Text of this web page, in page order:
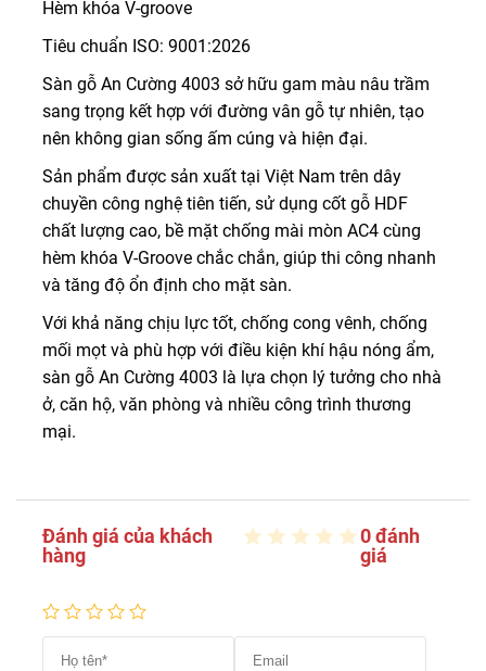
Hèm khóa V-groove
Tiêu chuẩn ISO: 9001:2026
Sàn gỗ An Cường 4003 sở hữu gam màu nâu trầm
sang trọng kết hợp với đường vân gỗ tự nhiên, tạo
nên không gian sống ấm cúng và hiện đại.
Sản phẩm được sản xuất tại Việt Nam trên dây
chuyền công nghệ tiên tiến, sử dụng cốt gỗ HDF
chất lượng cao, bề mặt chống mài mòn AC4 cùng
hèm khóa V-Groove chắc chắn, giúp thi công nhanh
và tăng độ ổn định cho mặt sàn.
Với khả năng chịu lực tốt, chống cong vênh, chống
mối mọt và phù hợp với điều kiện khí hậu nóng ẩm,
sàn gỗ An Cường 4003 là lựa chọn lý tưởng cho nhà
ở, căn hộ, văn phòng và nhiều công trình thương
mại.
Đánh giá của khách
hàng
0 đánh
giá